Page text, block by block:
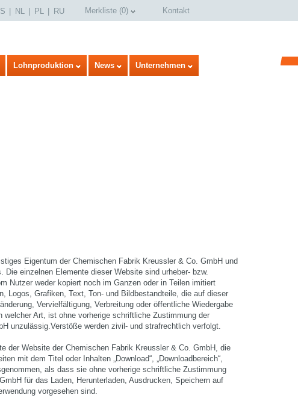
NL PL RU Merkliste (0) Kontakt
Lohnproduktion News Unternehmen
Eigentum der Chemischen Fabrik Kreussler & Co. GmbH und
Die einzelnen Elemente dieser Website sind urheber- bzw.
Nutzer weder kopiert noch im Ganzen oder in Teilen imitiert
Logos, Grafiken, Text, Ton- und Bildbestandteile, die auf dieser
Vervielfältigung, Verbreitung oder öffentliche Wiedergabe
welcher Art, ist ohne vorherige schriftliche Zustimmung der
unzulässig.Verstöße werden zivil- und strafrechtlich verfolgt.
der Website der Chemischen Fabrik Kreussler & Co. GmbH, die
mit dem Titel oder Inhalten „Download“, „Downloadbereich“,
als dass sie ohne vorherige schriftliche Zustimmung
für das Laden, Herunterladen, Ausdrucken, Speichern auf
vorgesehen sind.
select language